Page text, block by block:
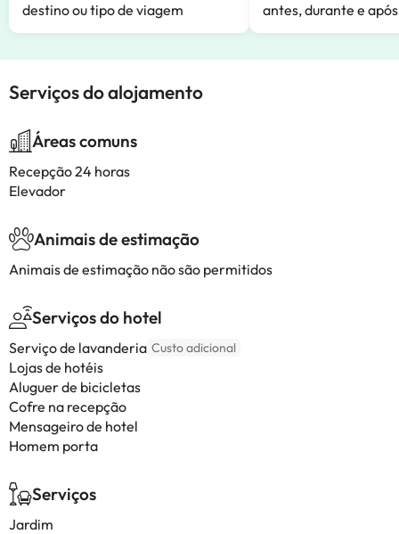
destino ou tipo de viagem
antes, durante e
Serviços do alojamento
Áreas comuns
Recepção 24 horas
Elevador
Animais de estimação
Animais de estimação não são permitidos
Serviços do hotel
Serviço de lavanderia Custo adicional
Lojas de hotéis
Aluguer de bicicletas
Cofre na recepção
Mensageiro de hotel
Homem porta
Serviços
Jardim